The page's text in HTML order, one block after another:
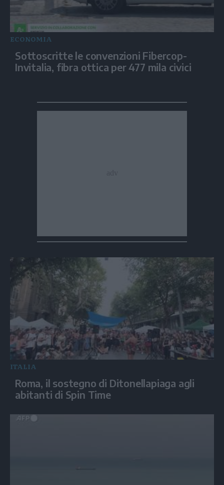
ECONOMIA
Sottoscritte le convenzioni Fibercop-
Invitalia, fibra ottica per 477 mila civici
ITALIA
Roma, il sostegno di Ditonellapiaga agli
abitanti di Spin Time